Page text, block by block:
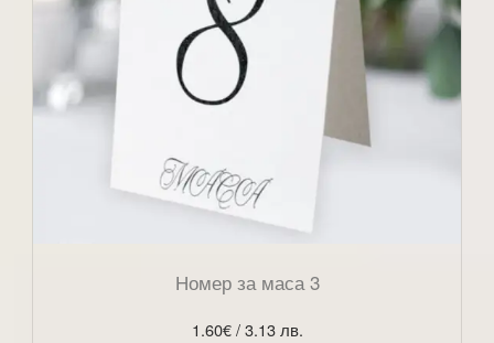
Номер за маса 3
1.60€/ 3.13 лв.